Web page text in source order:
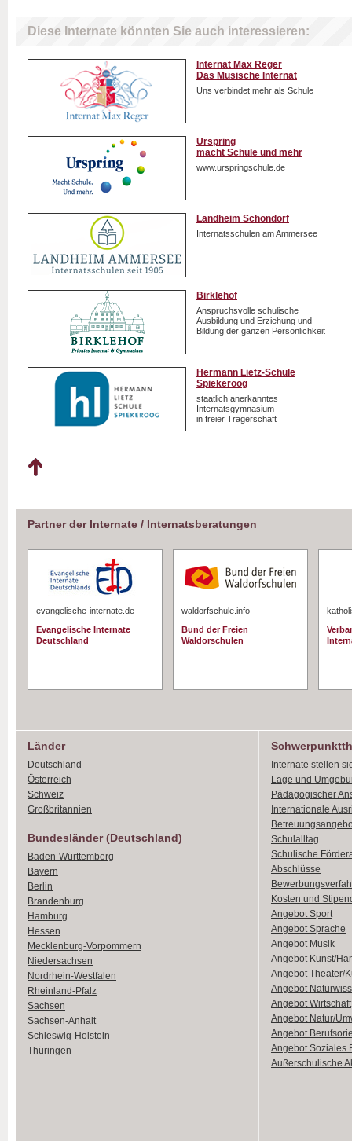
Diese Internate könnten Sie auch interessieren:
Internat Max Reger
Das Musische Internat
Uns verbindet mehr als Schule
Urspring
macht Schule und mehr
www.urspringschule.de
Landheim Schondorf
Internatsschulen am Ammersee
Birklehof
Anspruchsvolle schulische
Ausbildung und Erziehung und
Bildung der ganzen Persönlichkeit
Hermann Lietz-Schule
Spiekeroog
staatlich anerkanntes
Internatsgymnasium
in freier Trägerschaft
Partner der Internate / Internatsberatungen
evangelische-internate.de
Evangelische Internate
Deutschland
waldorfschule.info
Bund der Freien
Waldorschulen
Länder
Deutschland
Österreich
Schweiz
Großbritannien
Bundesländer (Deutschland)
Baden-Württemberg
Bayern
Berlin
Brandenburg
Hamburg
Hessen
Mecklenburg-Vorpommern
Niedersachsen
Nordrhein-Westfalen
Rheinland-Pfalz
Sachsen
Sachsen-Anhalt
Schleswig-Holstein
Thüringen
Internate stellen
Lage und
Pädagogischer
Internationale
Schulalltag
Schulische
Abschlüsse
Kosten und
Angebot Sport
Angebot Sprache
Angebot Musik
Angebot Kunst/
Angebot Theater/
Angebot
Angebot Wirtschaft
Angebot Natur/
Angebot
Angebot Soziales
Außerschulische